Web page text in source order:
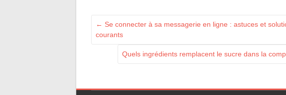
← Se connecter à sa messagerie en ligne : astuces et
courants
Quels ingrédients remplacent le sucre dans la